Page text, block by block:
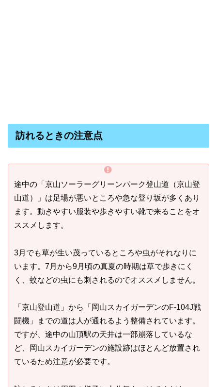
訪れるときの注意点
途中の「京山ソーラーグリーンパーク登山道（京山登
山道）」は足場が悪いところや急な登り坂が多くあり
ます。動きやすい服装や歩きやすい靴で来ることをオ
ススメします。
3月でも草が生い茂っているところや虫がそれなりに
います。7月から9月頃の真夏の時期は草で歩きにく
く、蚊などの虫にも刺されるのでオススメしません。
「京山登山道」から「岡山スカイガーデンのF-104J戦
闘機」までの道は人が通れるよう整備されています。
ですが、途中の山頂駅の天井は一部崩落しているな
ど、岡山スカイガーデンの施設跡はほとんど放置され
ているため注意が必要です。